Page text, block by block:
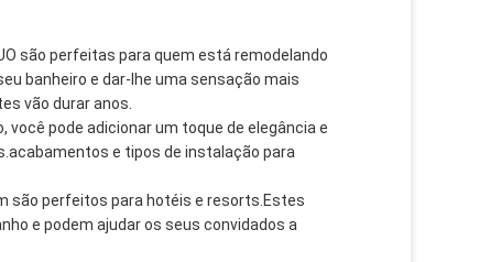
são perfeitas para quem está remodelando
banheiro e dar-lhe uma sensação mais
vão durar anos.
pode adicionar um toque de elegância e
e tipos de instalação para
são perfeitos para hotéis e resorts.Estes
e podem ajudar os seus convidados a